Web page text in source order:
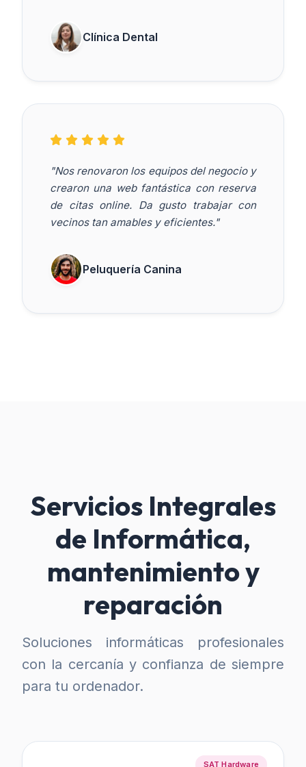
Clínica Dental
"Nos renovaron los equipos del negocio y
crearon una web fantástica con reserva
de citas online. Da gusto trabajar con
vecinos tan amables y eficientes."
Peluquería Canina
Servicios Integrales
de Informática,
mantenimiento y
reparación
Soluciones informáticas profesionales
con la cercanía y confianza de siempre
para tu ordenador.
SAT Hardware